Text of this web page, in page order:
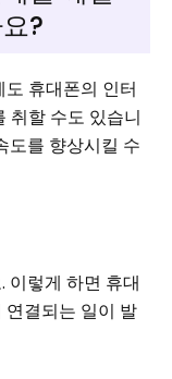
?
휴대폰의 인터
취할 수도 있습니
도를 향상시킬 수
이렇게 하면 휴대
결되는 일이 발